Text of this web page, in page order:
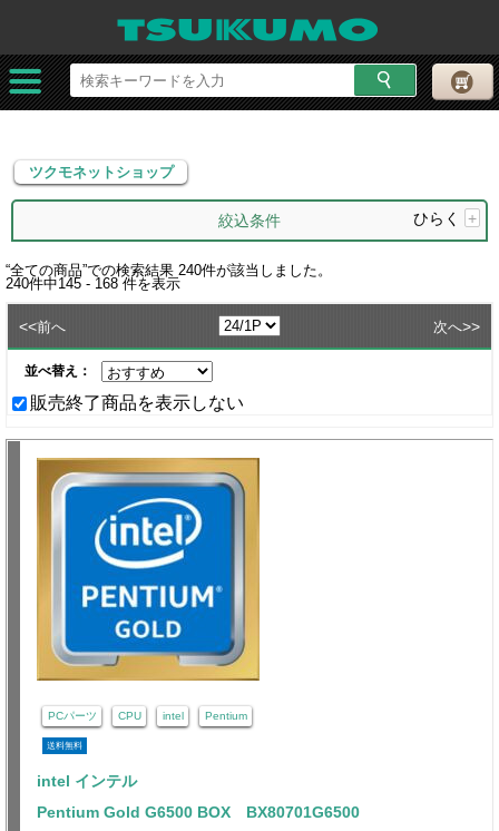
ツクモネットショップ
ツクモネットショップ
絞込条件 ひらく +
“全ての商品”での検索結果 240件が該当しました。
240件中145 - 168 件を表示
<<前へ 次へ>>
並べ替え：
販売終了商品を表示しない
PCパーツ CPU intel Pentium
送料無料
intel インテル
Pentium Gold G6500 BOX BX80701G6500